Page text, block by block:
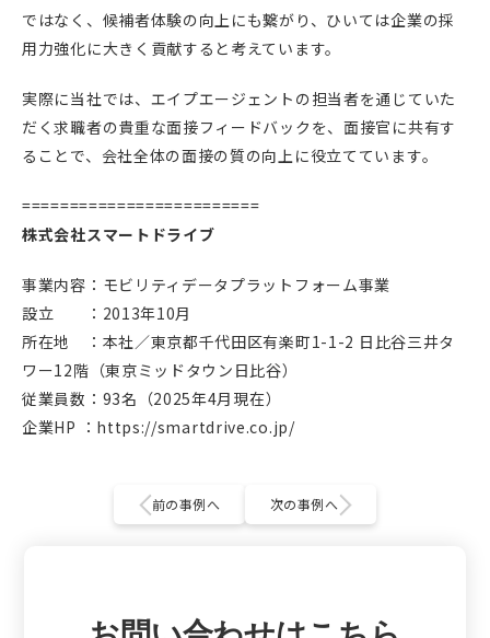
ではなく、候補者体験の向上にも繋がり、ひいては企業の採
用力強化に大きく貢献すると考えています。
実際に当社では、エイプエージェントの担当者を通じていた
だく求職者の貴重な面接フィードバックを、面接官に共有す
ることで、会社全体の面接の質の向上に役立てています。
=========================
株式会社スマートドライブ
事業内容：モビリティデータプラットフォーム事業
設立 ：2013年10月
所在地 ：本社／東京都千代田区有楽町1-1-2 日比谷三井タ
ワー12階（東京ミッドタウン日比谷）
従業員数：93名（2025年4月現在）
企業HP ：https://smartdrive.co.jp/
前の事例へ 次の事例へ